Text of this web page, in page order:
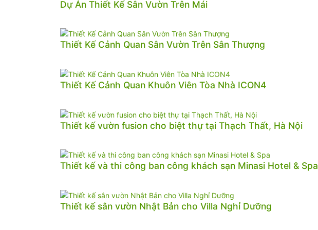
Dự Án Thiết Kế Sân Vườn Trên Mái
Thiết Kế Cảnh Quan Sân Vườn Trên Sân Thượng
Thiết Kế Cảnh Quan Khuôn Viên Tòa Nhà ICON4
Thiết kế vườn fusion cho biệt thự tại Thạch Thất, Hà Nội
Thiết kế và thi công ban công khách sạn Minasi Hotel & Spa
Thiết kế sân vườn Nhật Bản cho Villa Nghỉ Dưỡng